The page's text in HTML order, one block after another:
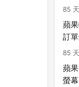
85 天
蘋
訂
85 天
蘋
螢